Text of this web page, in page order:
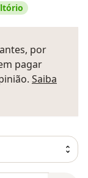
por
pagar
Saiba